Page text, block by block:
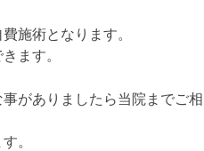
施術となります。
ます。
がありましたら当院までご相
。